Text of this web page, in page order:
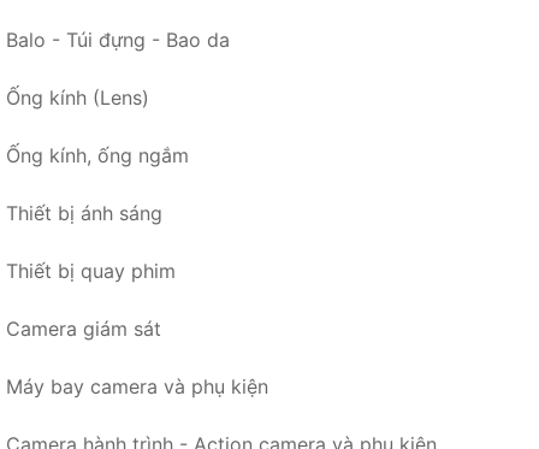
Balo - Túi đựng - Bao da
Ống kính (Lens)
Ống kính, ống ngắm
Thiết bị ánh sáng
Thiết bị quay phim
Camera giám sát
Máy bay camera và phụ kiện
Camera hành trình - Action camera và phụ kiện